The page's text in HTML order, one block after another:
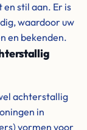
en stil aan. Er is
waardoor uw
en bekenden.
achterstallig
in
vormen voor